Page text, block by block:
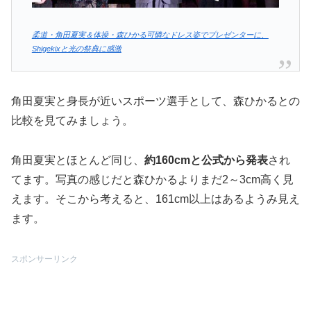
柔道・角田夏実＆体操・森ひかる可憐なドレス姿でプレゼンターに、
Shigekixと光の祭典に感激
角田夏実と身長が近いスポーツ選手として、森ひかるとの
比較を見てみましょう。
角田夏実とほとんど同じ、 約160cmと公式から発表され
てます。写真の感じだと森ひかるよりまだ2～3cm高く見
えます。そこから考えると、161cm以上はあるようみ見え
ます。
スポンサーリンク